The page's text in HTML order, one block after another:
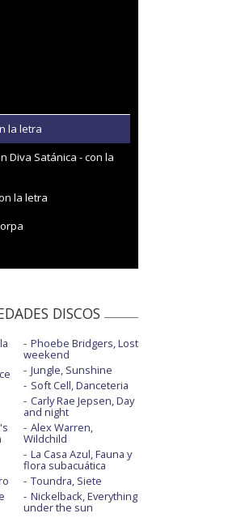
la letra
Diva Satánica - con la
la letra
DISCOS
Phoebe Bridgers, Lost
weekend
Jungle, Sunshine
Soft Cell, Danceteria
Carly Rae Jepsen, Day
and night
Alex Warren,
Wildchild
La Casa Azul, Fauna y
flora subacuática
Toundra, Siete
Nickelback, Everything
under the sun